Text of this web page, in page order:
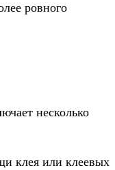
ровного
несколько
клея или клеевых